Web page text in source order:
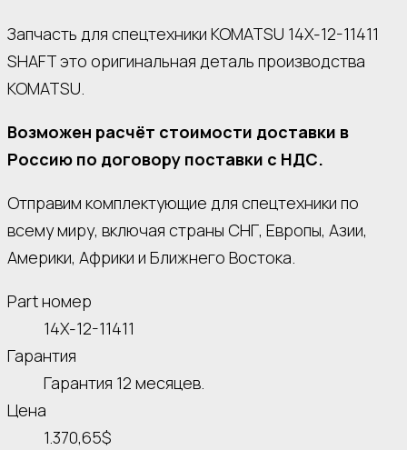
Запчасть для спецтехники KOMATSU 14X-12-11411
SHAFT это оригинальная деталь производства
KOMATSU.
Возможен расчёт стоимости доставки в
Россию по договору поставки с НДС.
Отправим комплектующие для спецтехники по
всему миру, включая страны СНГ, Европы, Азии,
Америки, Африки и Ближнего Востока.
Part номер
14X-12-11411
Гарантия
Гарантия 12 месяцев.
Цена
1.370,65$